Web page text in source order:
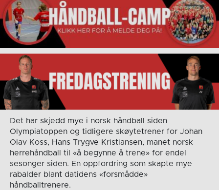
Det har skjedd mye i norsk håndball siden
Olympiatoppen og tidligere skøytetrener for Johan
Olav Koss, Hans Trygve Kristiansen, manet norsk
herrehåndball til «å begynne å trene» for endel
sesonger siden. En oppfordring som skapte mye
rabalder blant datidens «forsmådde»
håndballtrenere.